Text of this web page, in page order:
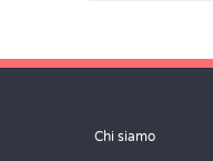
Chi siamo